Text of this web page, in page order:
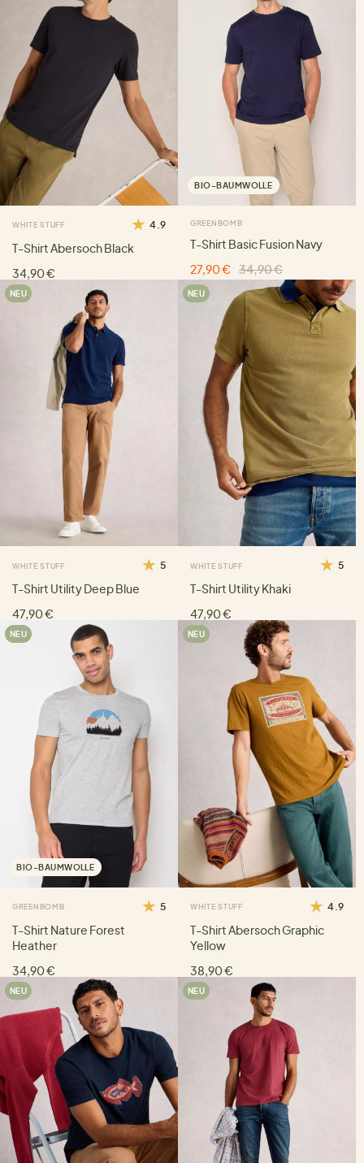
WHITE STUFF 4.9
T-Shirt Abersoch Black
34,90 €
BIO-BAUMWOLLE
GREENBOMB
T-Shirt Basic Fusion Navy
27,90 €
34,90 €
NEU
WHITE STUFF 5
T-Shirt Utility Deep Blue
47,90 €
NEU
WHITE STUFF 5
T-Shirt Utility Khaki
47,90 €
NEU
BIO-BAUMWOLLE
GREENBOMB 5
T-Shirt Nature Forest
Heather
34,90 €
NEU
WHITE STUFF 4.9
T-Shirt Abersoch Graphic
Yellow
38,90 €
NEU NEU